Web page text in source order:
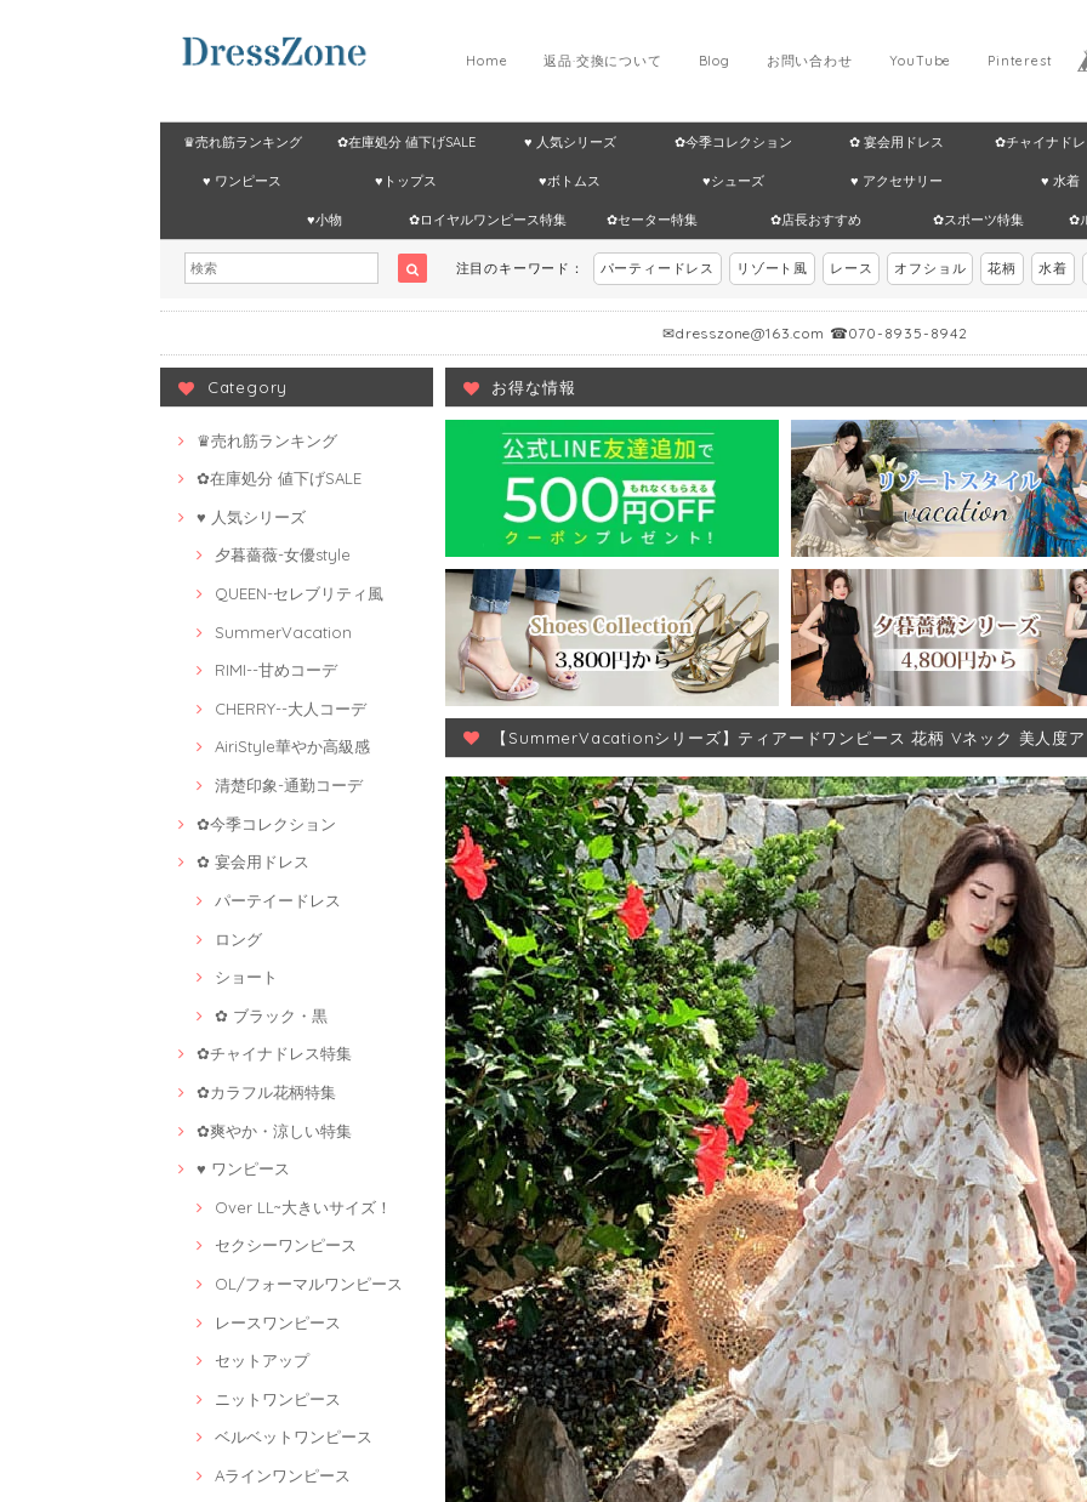
Pinterest
YouTube
お問い合わせ
Blog
返品·交換について
Home
♛売れ筋ランキング ✿在庫処分 値下げSALE ♥ 人気シリーズ ✿今季コレクション ✿ 宴会用ドレス ✿チャイナド
♥ ワンピース ♥トップス ♥ボトムス ♥シューズ ♥ アクセサリー ♥ 水着
♥小物 ✿ロイヤルワンピース特集 ✿セーター特集 ✿店長おすすめ ✿スポーツ特集 ✿
注目のキーワード： パーティードレス リゾート風 レース オフショル 花柄 水着
✉dresszone@163.com ☎070-8935-8942
Category
♛売れ筋ランキング
✿在庫処分 値下げSALE
♥ 人気シリーズ
夕暮薔薇-女優style
QUEEN-セレブリティ風
SummerVacation
RIMI--甘めコーデ
CHERRY--大人コーデ
AiriStyle華やか高級感
清楚印象-通勤コーデ
✿今季コレクション
✿ 宴会用ドレス
パーテイードレス
ロング
ショート
✿ ブラック・黒
✿チャイナドレス特集
✿カラフル花柄特集
✿爽やか・涼しい特集
♥ ワンピース
Over LL~大きいサイズ！
セクシーワンピース
OL/フォーマルワンピース
レースワンピース
セットアップ
ニットワンピース
ベルベットワンピース
Aラインワンピース
お得な情報
【SummerVacationシリーズ】ティアードワンピース 花柄 Vネック 美人度ア